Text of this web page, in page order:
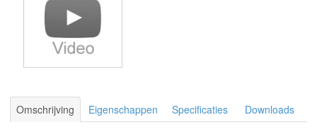
Omschrijving Eigenschappen Specificaties Downloads